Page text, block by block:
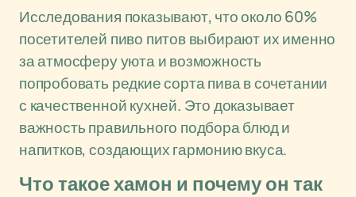
Исследования показывают, что около 60%
посетителей пиво питов выбирают их именно
за атмосферу уюта и возможность
попробовать редкие сорта пива в сочетании
с качественной кухней. Это доказывает
важность правильного подбора блюд и
напитков, создающих гармонию вкуса.
Что такое хамон и почему он так